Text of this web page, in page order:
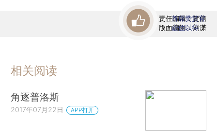
责任编辑：贺信
版面编辑：刘潇
首席赞赏官
虚位以待
相关阅读
角逐普洛斯
2017年07月22日 APP打开